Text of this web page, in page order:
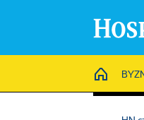
HOME